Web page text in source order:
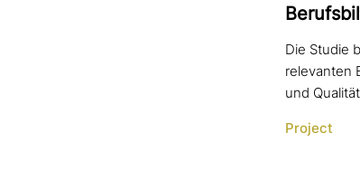
Die Studie
relevanten
und
Project